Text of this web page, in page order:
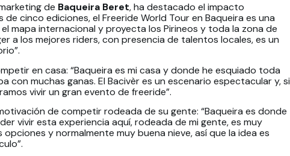
de Baqueira Beret, ha destacado el impacto
cinco ediciones, el Freeride World Tour en Baqueira es una
mapa internacional y proyecta los Pirineos y toda la zona de
a los mejores riders, con presencia de talentos locales, es un
en casa: “Baqueira es mi casa y donde he esquiado toda
con muchas ganas. El Bacivèr es un escenario espectacular y, si
vivir un gran evento de freeride”.
de competir rodeada de su gente: “Baqueira es donde
vivir esta experiencia aquí, rodeada de mi gente, es muy
y normalmente muy buena nieve, así que la idea es